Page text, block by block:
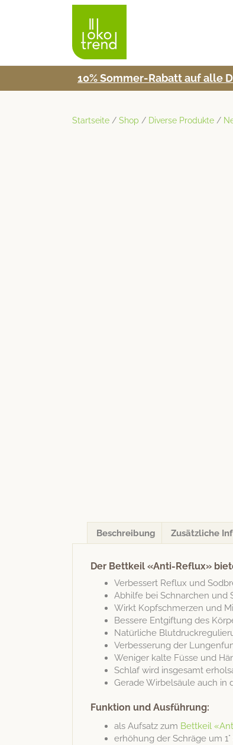
10% Som­mer-Rabatt auf alle
Startseite / Shop / Diverse Produkte /
Beschreibung Zusätzliche
Der Bettkeil «Anti-Reflux»
Verbessert Reflux und
Abhil­fe bei Schnar­chen und
Wirkt Kopf­schmerzen und
Bessere Ent­gif­tung des
Natür­liche
Verbesserung der
Weniger kalte Füsse und
Schlaf wird ins­ge­samt
Ger­ade Wirbel­säule auch in
Funktion und Ausführung:
als Auf­satz zum Bet­tkeil
erhöhung der Schräge um 1°